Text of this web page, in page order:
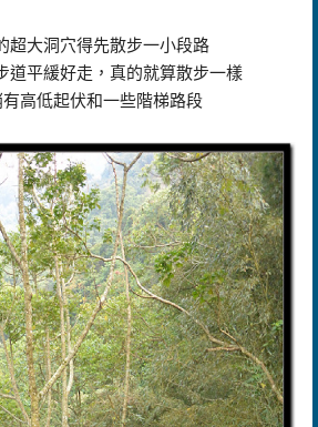
超大洞穴得先散步一小段路
道平緩好走，真的就算散步一樣
高低起伏和一些階梯路段